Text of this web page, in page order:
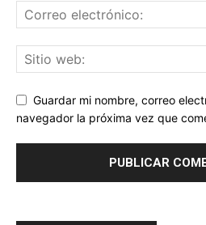
Guardar mi nombre, correo
navegador la próxima vez que